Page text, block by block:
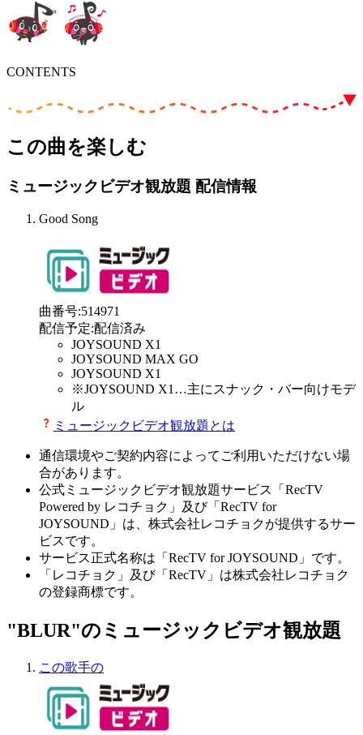
CONTENTS
この曲を楽しむ
ミュージックビデオ観放題 配信情報
Good Song
曲番号:514971
配信予定:配信済み
JOYSOUND X1
JOYSOUND MAX GO
JOYSOUND X1
※JOYSOUND X1 …主にスナック・バー向けモデ
ル
ミュージックビデオ観放題とは
通信環境やご契約内容によってご利用いただけない場
合があります。
公式ミュージックビデオ観放題サービス「RecTV
Powered by レコチョク」及び「RecTV for
JOYSOUND」は、株式会社レコチョクが提供するサー
ビスです。
サービス正式名称は「RecTV for JOYSOUND」です。
「レコチョク」及び「RecTV」は株式会社レコチョク
の登録商標です。
"BLUR"のミュージックビデオ観放題
この歌手の